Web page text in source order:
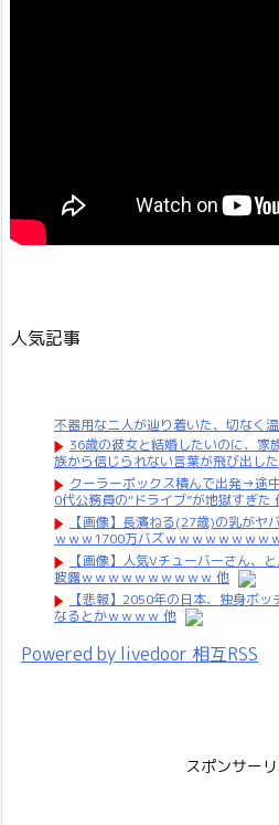
人気記事
不器用な二人が辿り着いた、切なく
36歳の彼女と結婚したいのに、家
族から信じられない言葉が飛び出し
クーラーボックス積んで出発→途
0代公務員の“ドライブ”が地獄すぎた
【画像】長濱ねる(27歳)の乳がヤ
ｗｗｗ1700万バズｗｗｗｗｗｗｗｗ
【画像】人気Vチューバーさん、
披露ｗｗｗｗｗｗｗｗｗｗ 他
【悲報】2050年の日本、独身ボッ
なるとかｗｗｗｗ 他
Powered by livedoor 相互RSS
スポンサー